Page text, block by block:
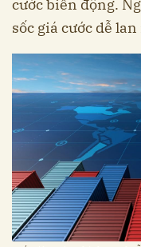
cước biến động.
sốc giá cước dễ